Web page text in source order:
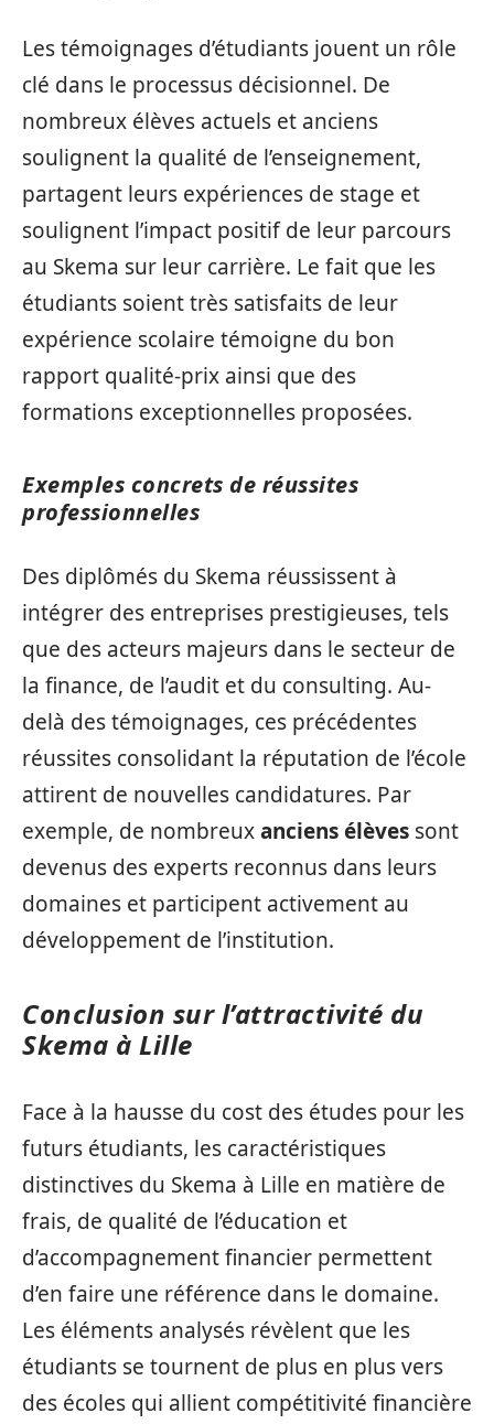
Les témoignages d’étudiants jouent un rôle
clé dans le processus décisionnel. De
nombreux élèves actuels et anciens
soulignent la qualité de l’enseignement,
partagent leurs expériences de stage et
soulignent l’impact positif de leur parcours
au Skema sur leur carrière. Le fait que les
étudiants soient très satisfaits de leur
expérience scolaire témoigne du bon
rapport qualité-prix ainsi que des
formations exceptionnelles proposées.
Exemples concrets de réussites
professionnelles
Des diplômés du Skema réussissent à
intégrer des entreprises prestigieuses, tels
que des acteurs majeurs dans le secteur de
la finance, de l’audit et du consulting. Au-
delà des témoignages, ces précédentes
réussites consolidant la réputation de l’école
attirent de nouvelles candidatures. Par
exemple, de nombreuxanciens élèves sont
devenus des experts reconnus dans leurs
domaines et participent activement au
développement de l’institution.
Conclusion sur l’attractivité du
Skema à Lille
Face à la hausse du cost des études pour les
futurs étudiants, les caractéristiques
distinctives du Skema à Lille en matière de
frais, de qualité de l’éducation et
d’accompagnement financier permettent
d’en faire une référence dans le domaine.
Les éléments analysés révèlent que les
étudiants se tournent de plus en plus vers
des écoles qui allient compétitivité financière